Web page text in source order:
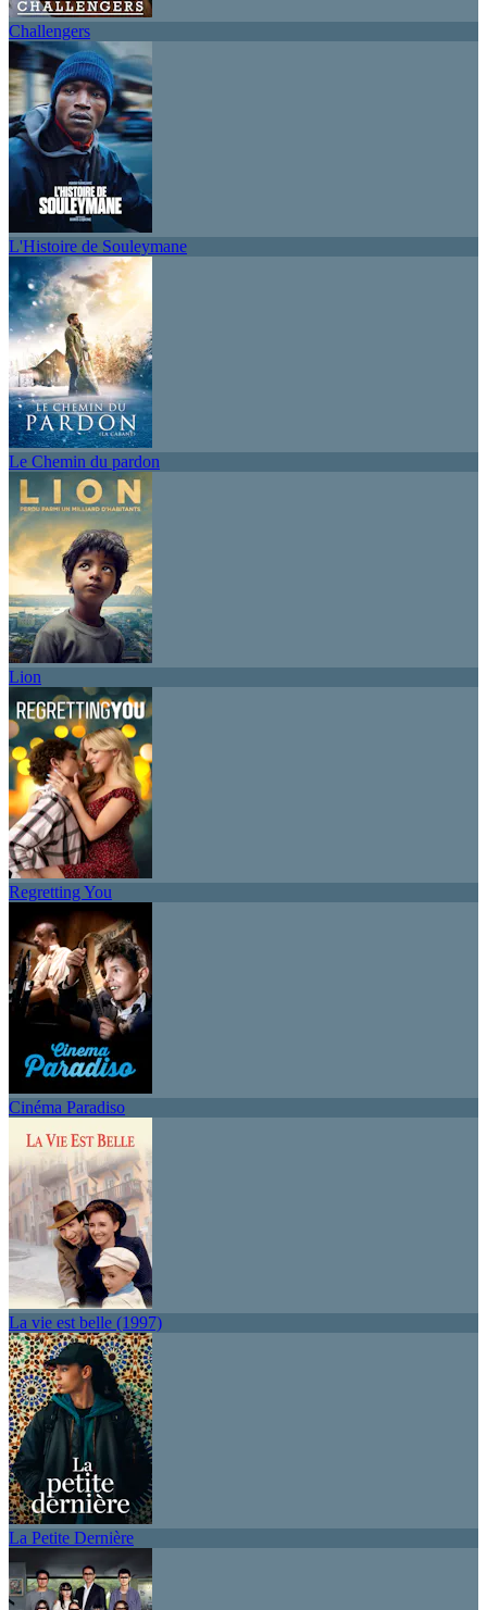
Challengers
L'Histoire de Souleymane
Le Chemin du pardon
Lion
Regretting You
Cinéma Paradiso
La vie est belle (1997)
La Petite Dernière